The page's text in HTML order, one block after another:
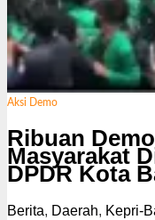
Aksi Demo
Ribuan
Masyarakat
DPDR Kota
Berita, Daerah, Kepri-